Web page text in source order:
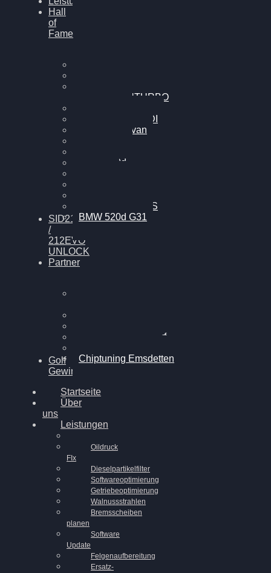
Hall
of
Fame
MK3 V6 TWINTURBO
VW Passat 2.0TDI
VW T6 Multivan
BMW 120d
VW Passat 110PS
BMW 520d G31
SID212
/
212EVO
UNLOCK
Partner
Chiptuning Schüttorf
Chiptuning Emsdetten
Golf
Gewinnspiel
Startseite
Über
uns
Leistungen
Oildruck
FIx
Dieselpartikelfilter
Softwareoptimierung
Getriebeoptimierung
Walnussstrahlen
Bremsscheiben
planen
Software
Update
Felgenaufbereitung
Ersatz-